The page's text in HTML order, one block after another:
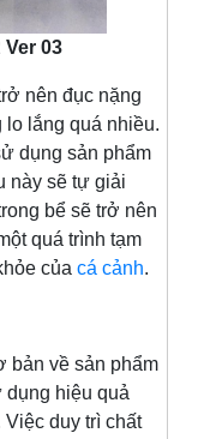
Ver 03
nên đục nặng
lo lắng quá nhiều.
dụng sản phẩm
này sẽ tự giải
bể sẽ trở nên
quá trình tạm
của cá cảnh.
về sản phẩm
dụng hiệu quả
Việc duy trì chất